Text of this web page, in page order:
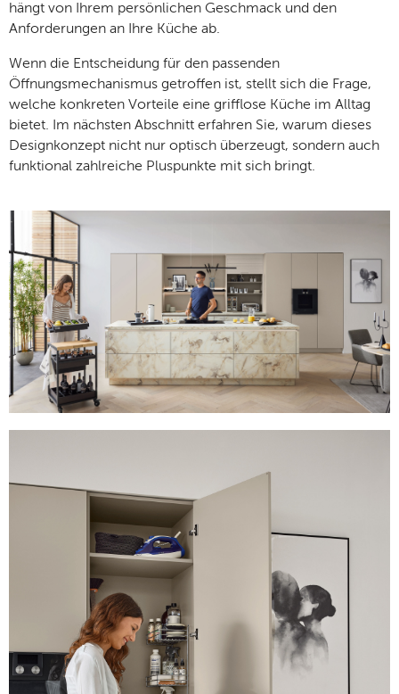
hängt von Ihrem persönlichen Geschmack und den
Anforderungen an Ihre Küche ab.
​​Wenn die Entscheidung für den passenden
Öffnungsmechanismus getroffen ist, stellt sich die Frage,
welche konkreten Vorteile eine grifflose Küche im Alltag
bietet. Im nächsten Abschnitt erfahren Sie, warum dieses
Designkonzept nicht nur optisch überzeugt, sondern auch
funktional zahlreiche Pluspunkte mit sich bringt.